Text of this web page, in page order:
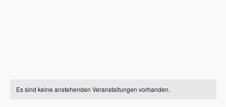
Es sind keine anstehenden Veranstaltungen vorhanden.